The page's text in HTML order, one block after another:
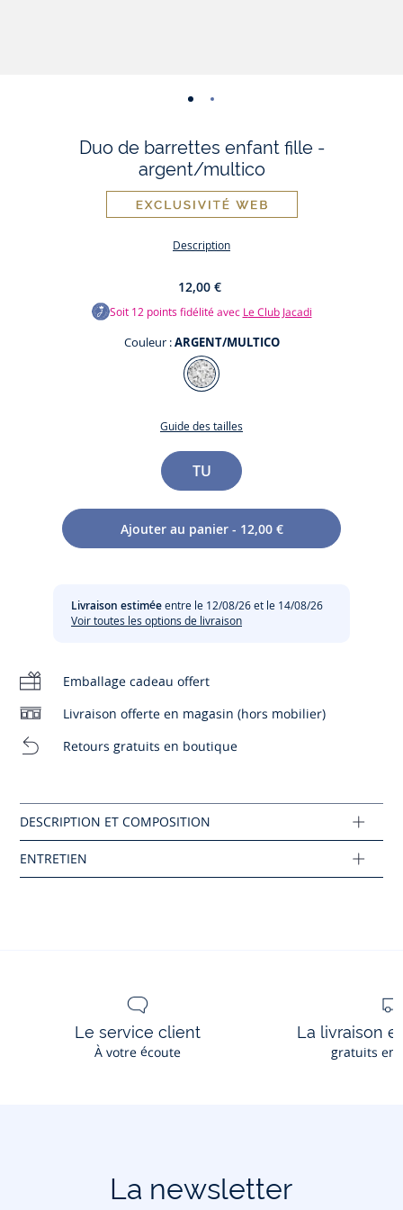
-
01 02
Duo de barrettes enfant fille -
argent/multico
Description
12,00 €
Soit 12points fidélité avec Le Club Jacadi
Couleur :ARGENT/MULTICO
Couleur
ARGENT/MULTICO
Guide des tailles
TU
Ajouter au panier - 12,00 €
Livraison estiméeentre le 12/08/26 et le 14/08/26
Voir toutes les options de livraison
Emballage cadeau offert
Livraison offerte en magasin (hors mobilier)
Retours gratuits en boutique
Imaginées pour sublimer les coiffures de fêtes de fin
cadeau à offrir à une petite fille.
- Présentées dans une boîte
Composition :
Ce produit peut-être recyclé.
Entretien :
Pas de repassage
Pas de pressing
Le service client
À votre écoute
La livraison
gratuits en
La newsletter